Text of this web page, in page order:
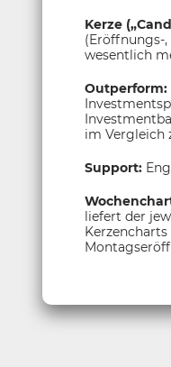
Kerze
(Eröffnungs-,
wesentlich
Outperform:
im Vergleich
Support:
liefert der